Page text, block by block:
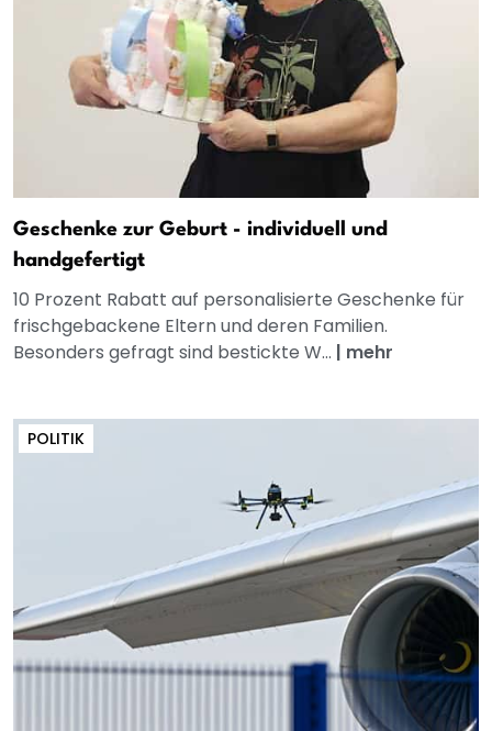
Geschenke zur Geburt - individuell und
handgefertigt
10 Prozent Rabatt auf personalisierte Geschenke für
frischgebackene Eltern und deren Familien.
Besonders gefragt sind bestickte W... | mehr
POLITIK